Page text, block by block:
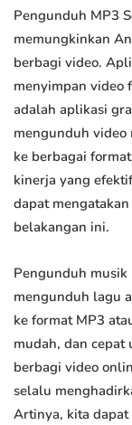
Pengunduh MP3
memungkinkan
berbagi video.
menyimpan video
adalah aplikasi
mengunduh video
ke berbagai
kinerja yang
dapat
belakangan ini.
Pengunduh
mengunduh lagu
ke format MP3
mudah, dan
berbagi video
selalu
Artinya, kita